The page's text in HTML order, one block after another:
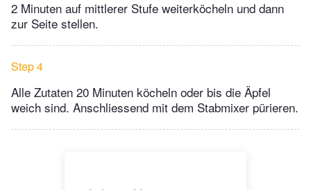
2 Minuten auf mittlerer Stufe weiterköcheln und dann
zur Seite stellen.
Step 4
Alle Zutaten 20 Minuten köcheln oder bis die Äpfel
weich sind. Anschliessend mit dem Stabmixer pürieren.